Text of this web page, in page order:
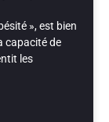
», est bien
capacité de
les